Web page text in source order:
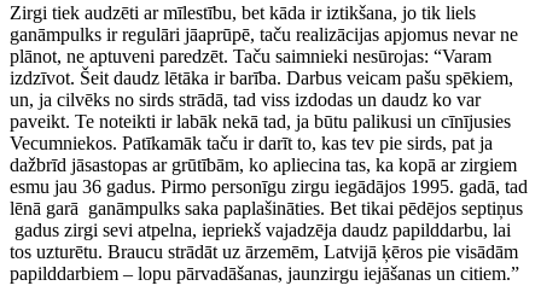
Zirgi tiek audzēti ar mīlestību, bet kāda ir iztikšana, jo tik liels
ganāmpulks ir regulāri jāaprūpē, taču realizācijas apjomus nevar ne
plānot, ne aptuveni paredzēt. Taču saimnieki nesūrojas: “Varam
izdzīvot. Šeit daudz lētāka ir barība. Darbus veicam pašu spēkiem,
un, ja cilvēks no sirds strādā, tad viss izdodas un daudz ko var
paveikt. Te noteikti ir labāk nekā tad, ja būtu palikusi un cīnījusies
Vecumniekos. Patīkamāk taču ir darīt to, kas tev pie sirds, pat ja
dažbrīd jāsastopas ar grūtībām, ko apliecina tas, ka kopā ar zirgiem
esmu jau 36 gadus. Pirmo personīgu zirgu iegādājos 1995. gadā, tad
lēnā garā ganāmpulks saka paplašināties. Bet tikai pēdējos septiņus
gadus zirgi sevi atpelna, iepriekš vajadzēja daudz papilddarbu, lai
tos uzturētu. Braucu strādāt uz ārzemēm, Latvijā ķēros pie visādām
papilddarbiem – lopu pārvadāšanas, jaunzirgu iejāšanas un citiem.”